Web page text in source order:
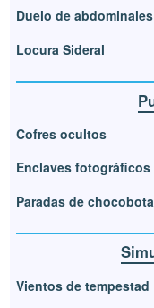
Duelo de abdominales
Locura Sideral
Cofres ocultos
Enclaves fotográficos
Paradas de
Vientos de tempestad